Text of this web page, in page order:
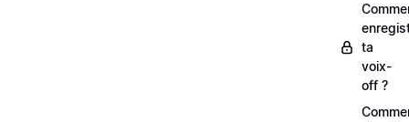
ta
voix-
off ?